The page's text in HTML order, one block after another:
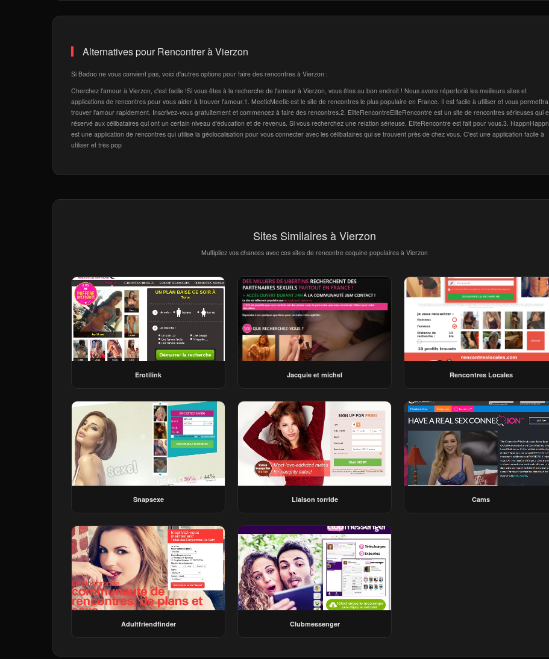
Alternatives pour Rencontrer à Vierzon
Si Badoo ne vous convient pas, voici d'autres options pour faire des rencontres à Vierzon :
Cherchez l'amour à Vierzon, c'est facile !Si vous êtes à la recherche de l'amour à Vierzon, vous êtes au bon endroit ! Nous avons répertorié les meilleurs sites et
applications de rencontres pour vous aider à trouver l'amour.1. MeeticMeetic est le site de rencontres le plus populaire en France. Il est facile à utiliser et vous
trouver l'amour rapidement. Inscrivez-vous gratuitement et commencez à faire des rencontres.2. EliteRencontreEliteRencontre est un site de rencontres sérieuses qui
réservé aux célibataires qui ont un certain niveau d'éducation et de revenus. Si vous recherchez une relation sérieuse, EliteRencontre est fait pour vous.3. HappnHappn
est une application de rencontres qui utilise la géolocalisation pour vous connecter avec les célibataires qui se trouvent près de chez vous. C'est une application facile à
utiliser et très pop
Sites Similaires à Vierzon
Multipliez vos chances avec ces sites de rencontre coquine populaires à Vierzon
Erotilink Jacquie et michel Rencontres Locales
Snapsexe Liaison torride Cams
Adultfriendfinder Clubmessenger